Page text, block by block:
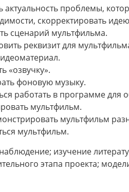
актуальность проблемы,
скорректировать
сценарий мультфильма.
реквизит для
«озвучку».
фоновую музыку.
работать в программе для
мультфильм.
мультфильм
мультфильм.
изучение
этапа проекта;